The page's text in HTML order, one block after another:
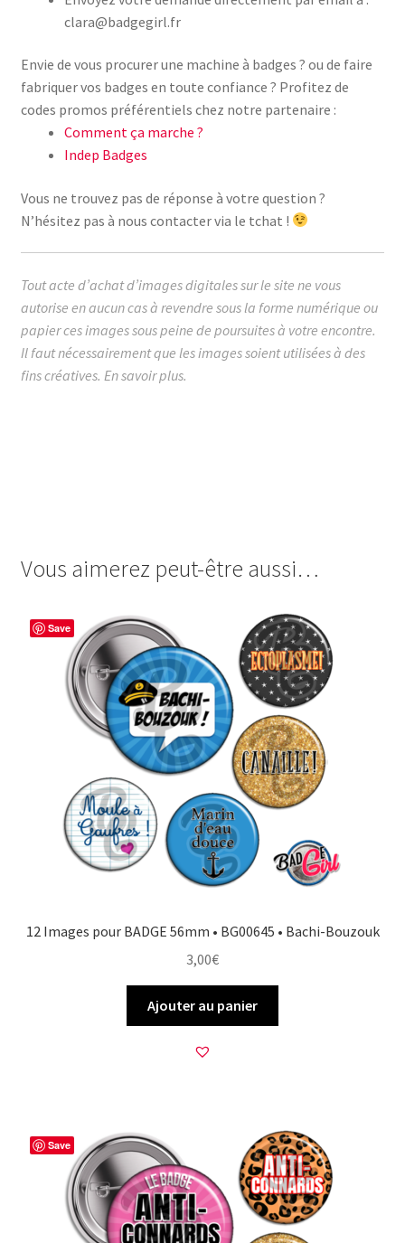
clara@badgegirl.fr
Envie de vous procurer une machine à badges ? ou de faire
fabriquer vos badges en toute confiance ? Profitez de
codes promos préférentiels chez notre partenaire :
Comment ça marche ?
Indep Badges
Vous ne trouvez pas de réponse à votre question ?
N’hésitez pas à nous contacter via le tchat !
Tout acte d’achat d’images digitales sur le site ne vous
autorise en aucun cas à revendre sous la forme numérique ou
papier ces images sous peine de poursuites à votre encontre.
Il faut nécessairement que les images soient utilisées à des
fins créatives. En savoir plus.
Vous aimerez peut-être aussi…
Save
12 Images pour BADGE 56mm • BG00645 • Bachi-Bouzouk
3,00€
Ajouter au panier
Save